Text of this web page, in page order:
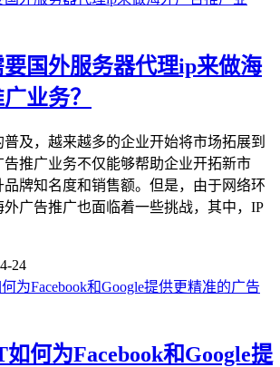
要国外服务器代理ip来做海
业务？
普及，越来越多的企业开始将市场拓展到
告推广业务不仅能够帮助企业开拓新市
牌知名度和销售额。但是，由于网络环
广告推广也面临着一些挑战，其中，IP
24
如何为Facebook和Google提